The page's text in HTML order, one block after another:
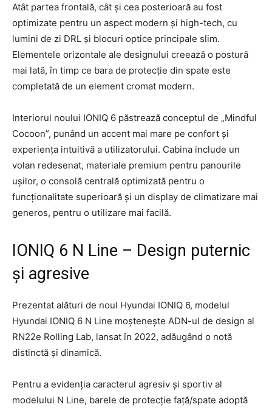
Atât partea frontală, cât și cea posterioară au fost
optimizate pentru un aspect modern și high-tech, cu
lumini de zi DRL și blocuri optice principale slim.
Elementele orizontale ale designului creează o postură
mai lată, în timp ce bara de protecție din spate este
completată de un element cromat modern.
Interiorul noului IONIQ 6 păstrează conceptul de „Mindful
Cocoon”, punând un accent mai mare pe confort și
experiența intuitivă a utilizatorului. Cabina include un
volan redesenat, materiale premium pentru panourile
ușilor, o consolă centrală optimizată pentru o
funcționalitate superioară și un display de climatizare mai
generos, pentru o utilizare mai facilă.
IONIQ 6 N Line – Design puternic
și agresive
Prezentat alături de noul Hyundai IONIQ 6, modelul
Hyundai IONIQ 6 N Line moștenește ADN-ul de design al
RN22e Rolling Lab, lansat în 2022, adăugând o notă
distinctă și dinamică.
Pentru a evidenția caracterul agresiv și sportiv al
modelului N Line, barele de protecție față/spate adoptă